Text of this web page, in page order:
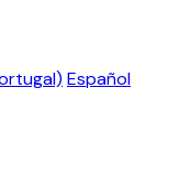
Español